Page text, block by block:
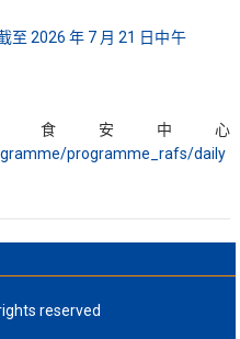
至 2026 年 7 月 21 日中午
食安中心
programme_rafs/daily
reserved